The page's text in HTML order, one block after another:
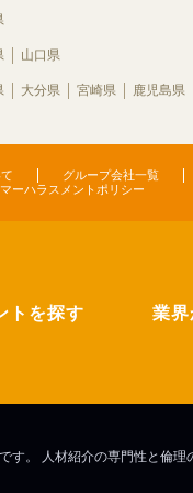
山口県
大分県 宮崎県 鹿児島県
グループ会社一覧
ーハラスメントポリシー
トを探す 業